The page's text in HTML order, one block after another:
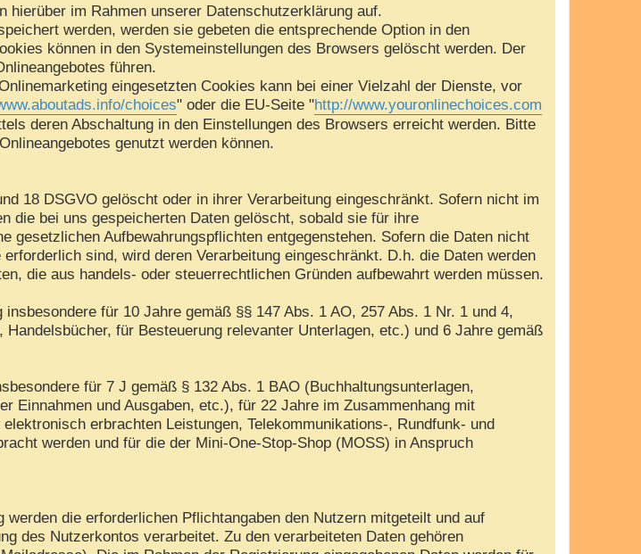
im Rahmen unserer Datenschutzerklärung auf.
werden, werden sie gebeten die entsprechende Option in den
können in den Systemeinstellungen des Browsers gelöscht werden. Der
führen.
eingesetzten Cookies kann bei einer Vielzahl der Dienste, vor
choices" oder die EU-Seite "http://www.youronlinechoices.com
deren Abschaltung in den Einstellungen des Browsers erreicht werden. Bitte
genutzt werden können.
18 DSGVO gelöscht oder in ihrer Verarbeitung eingeschränkt. Sofern nicht im
die bei uns gespeicherten Daten gelöscht, sobald sie für ihre
Aufbewahrungspflichten entgegenstehen. Sofern die Daten nicht
sind, wird deren Verarbeitung eingeschränkt. D.h. die Daten werden
die aus handels- oder steuerrechtlichen Gründen aufbewahrt werden müssen.
für 10 Jahre gemäß §§ 147 Abs. 1 AO, 257 Abs. 1 Nr. 1 und 4,
für Besteuerung relevanter Unterlagen, etc.) und 6 Jahre gemäß
für 7 J gemäß § 132 Abs. 1 BAO (Buchhaltungsunterlagen,
Einnahmen und Ausgaben, etc.), für 22 Jahre im Zusammenhang mit
erbrachten Leistungen, Telekommunikations-, Rundfunk- und
werden und für die der Mini-One-Stop-Shop (MOSS) in Anspruch
die erforderlichen Pflichtangaben den Nutzern mitgeteilt und auf
des Nutzerkontos verarbeitet. Zu den verarbeiteten Daten gehören